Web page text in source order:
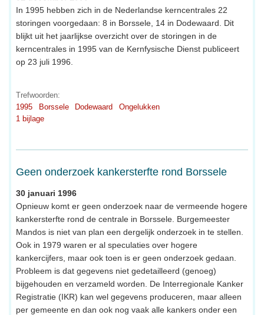
In 1995 hebben zich in de Nederlandse kerncentrales 22
storingen voorgedaan: 8 in Borssele, 14 in Dodewaard. Dit
blijkt uit het jaarlijkse overzicht over de storingen in de
kerncentrales in 1995 van de Kernfysische Dienst publiceert
op 23 juli 1996.
Trefwoorden:
1995
Borssele Dodewaard
Ongelukken
1 bijlage
Geen onderzoek kankersterfte rond Borssele
30 januari 1996
Opnieuw komt er geen onderzoek naar de vermeende hogere
kankersterfte rond de centrale in Borssele. Burgemeester
Mandos is niet van plan een dergelijk onderzoek in te stellen.
Ook in 1979 waren er al speculaties over hogere
kankercijfers, maar ook toen is er geen onderzoek gedaan.
Probleem is dat gegevens niet gedetailleerd (genoeg)
bijgehouden en verzameld worden. De Interregionale Kanker
Registratie (IKR) kan wel gegevens produceren, maar alleen
per gemeente en dan ook nog vaak alle kankers onder een